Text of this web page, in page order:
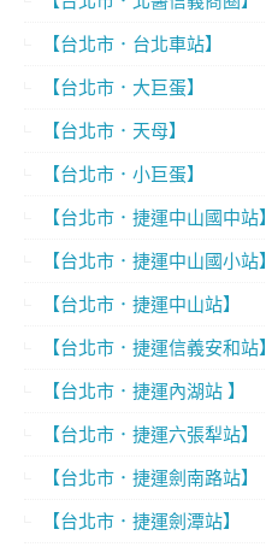
【台北市．台北車站】
【台北市．大巨蛋】
【台北市．天母】
【台北市．小巨蛋】
【台北市．捷運中山國中站】
【台北市．捷運中山國小站】
【台北市．捷運中山站】
【台北市．捷運信義安和站】
【台北市．捷運內湖站 】
【台北市．捷運六張犁站】
【台北市．捷運劍南路站】
【台北市．捷運劍潭站】